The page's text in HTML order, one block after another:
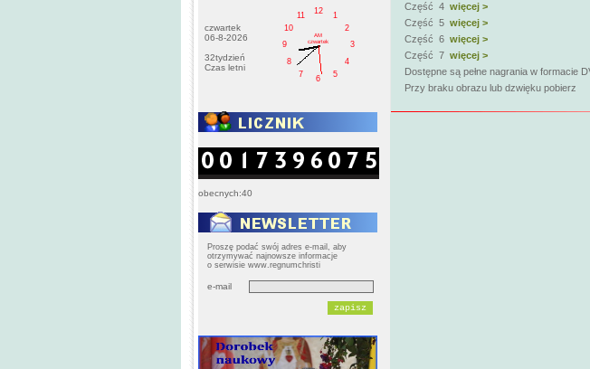
czwartek
06-8-2026
32tydzień
Czas letni
1
2
3
4
5
6
7
8
9
10
11
12
AM
czwartek
obecnych:40
Proszę podać swój adres e-mail, aby
otrzymywać najnowsze informacje
o serwisie www.regnumchristi
e-mail
Część 4 więcej >
Część 5 więcej >
Część 6 więcej >
Część 7 więcej >
Dostępne są pełne nagrania w formacie
Przy braku obrazu lub dzwięku pobierz